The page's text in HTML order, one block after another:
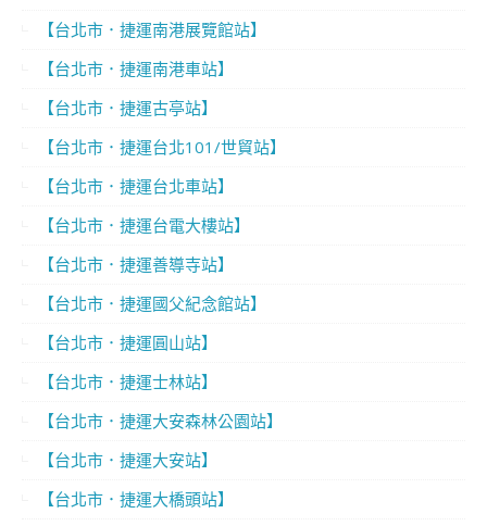
【台北市．捷運南港展覽館站】
【台北市．捷運南港車站】
【台北市．捷運古亭站】
【台北市．捷運台北101/世貿站】
【台北市．捷運台北車站】
【台北市．捷運台電大樓站】
【台北市．捷運善導寺站】
【台北市．捷運國父紀念館站】
【台北市．捷運圓山站】
【台北市．捷運士林站】
【台北市．捷運大安森林公園站】
【台北市．捷運大安站】
【台北市．捷運大橋頭站】